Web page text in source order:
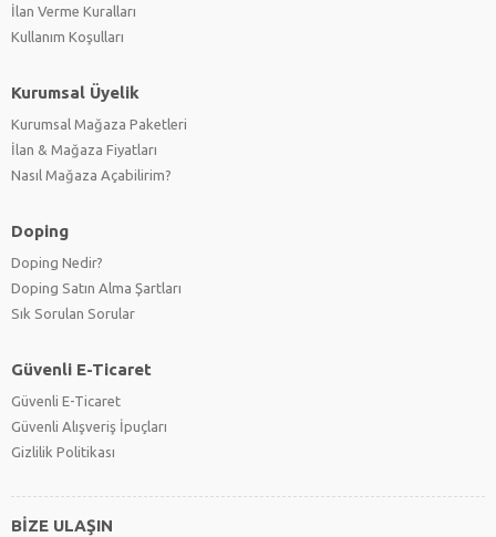
İlan Verme Kuralları
Kullanım Koşulları
Kurumsal Üyelik
Kurumsal Mağaza Paketleri
İlan & Mağaza Fiyatları
Nasıl Mağaza Açabilirim?
Doping
Doping Nedir?
Doping Satın Alma Şartları
Sık Sorulan Sorular
Güvenli E-Ticaret
Güvenli E-Ticaret
Güvenli Alışveriş İpuçları
Gizlilik Politikası
BİZE ULAŞIN